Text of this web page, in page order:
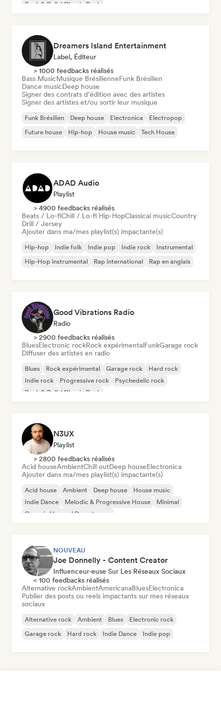
Rock & Roll / Classic Rock
Dreamers Island Entertainment
Label, Éditeur
> 1000 feedbacks réalisés
Bass MusicMusique BrésilienneFunk Brésilien
Dance musicDeep house
Signer des contrats d’édition avec des artistes
Signer des artistes et/ou sortir leur musique
Funk Brésilien Deep house Electronica
Electropop
Future house
Hip-hop House music Tech House
ADAD Audio
Playlist
> 4900 feedbacks réalisés
Beats / Lo-fiChill / Lo-fi Hip-HopClassical musicCountry
Drill / Jersey
Ajouter dans ma/mes playlist(s) impactante(s)
Hip-hop Indie folk Indie pop Indie rock
Instrumental
Hip-Hop instrumental
Rap international Rap en anglais
Good Vibrations Radio
Radio
> 2900 feedbacks réalisés
BluesElectronic rockRock expérimentalFunkGarage rock
Diffuser des artistes en radio
Blues Rock expérimental Garage rock
Hard rock
Indie rock
Progressive rock
Psychedelic rock
Rock & Roll / Classic Rock
N3UX
Playlist
> 2800 feedbacks réalisés
Acid houseAmbientChill outDeep houseElectronica
Ajouter dans ma/mes playlist(s) impactante(s)
Acid house Ambient Deep house
House music
Indie Dance
Melodic & Progressive House
Minimal
Organic House / Downtempo
NOUVEAU
Joe Donnelly - Content Creator
Influenceur·euse Sur Les Réseaux Sociaux
< 100 feedbacks réalisés
Alternative rockAmbientAmericanaBluesElectronica
Publier des posts ou reels impactants sur mes réseaux
sociaux
Alternative rock Ambient Blues
Electronic rock
Garage rock
Hard rock Indie Dance Indie pop